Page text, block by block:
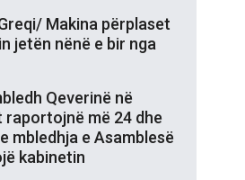
Makina përplaset
jetën nënë e bir nga
Qeverinë në
më 24 dhe
mbledhja e Asamblesë
kabinetin